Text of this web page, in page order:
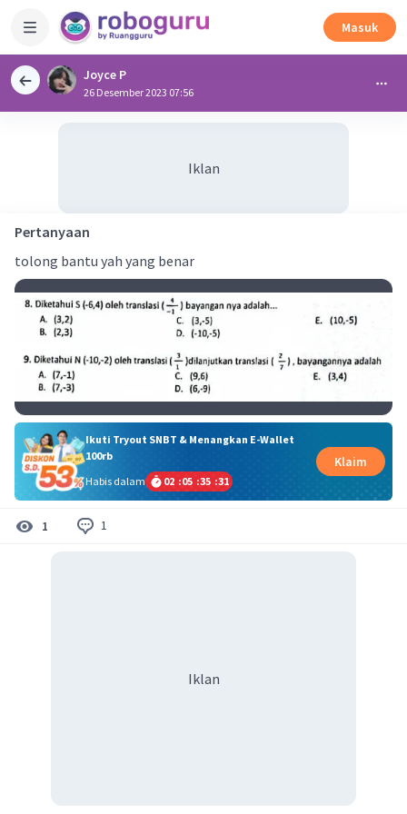
Masuk
Joyce P
26 Desember 2023 07:56
Iklan
Pertanyaan
tolong bantu yah yang benar
Ikuti Tryout SNBT & Menangkan E-Wallet
100rb
Habis dalam
02 :05 :35 :30
Klaim
1 1
Iklan